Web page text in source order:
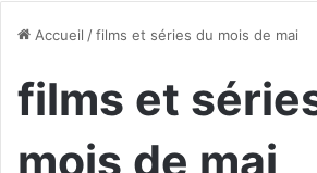
Accueil /films et séries du mois de mai
films et
mois de mai